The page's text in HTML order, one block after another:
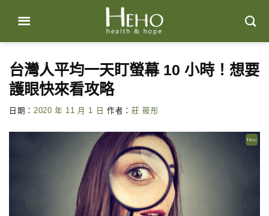
content
台灣人平均一天盯螢幕 10 小時！想要
護眼快來看攻略
日期： 2020 年 11 月 1 日 作者： 莊 筱彤